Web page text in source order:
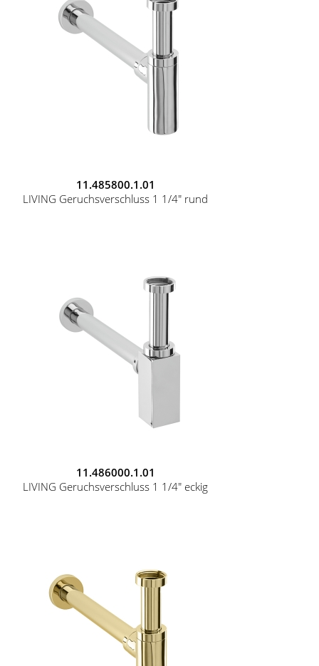
11.485800.1.01
LIVING Geruchsverschluss 1 1/4" rund
11.486000.1.01
LIVING Geruchsverschluss 1 1/4" eckig